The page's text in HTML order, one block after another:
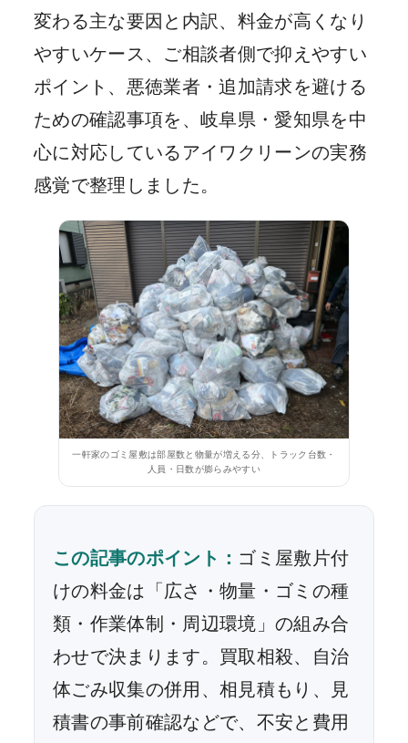
変わる主な要因と内訳、料金が高くなり
やすいケース、ご相談者側で抑えやすい
ポイント、悪徳業者・追加請求を避ける
ための確認事項を、岐阜県・愛知県を中
心に対応しているアイワクリーンの実務
感覚で整理しました。
一軒家のゴミ屋敷は部屋数と物量が増える分、トラック台数・
人員・日数が膨らみやすい
この記事のポイント： ゴミ屋敷片付
けの料金は「広さ・物量・ゴミの種
類・作業体制・周辺環境」の組み合
わせで決まります。買取相殺、自治
体ごみ収集の併用、相見積もり、見
積書の事前確認などで、不安と費用